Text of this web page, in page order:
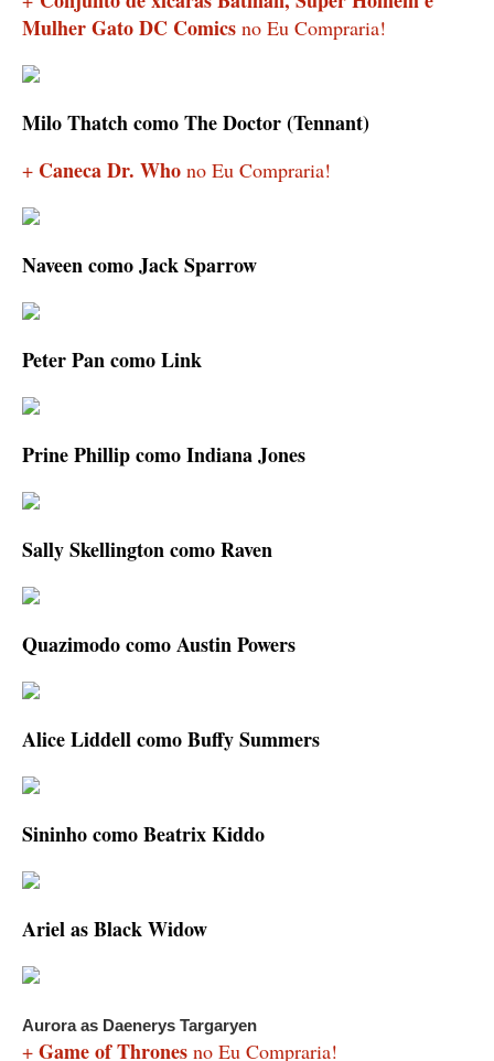
Mulher Gato DC Comics no Eu Compraria!
Milo Thatch como The Doctor (Tennant)
+ Caneca Dr. Who no Eu Compraria!
Naveen como Jack Sparrow
Peter Pan como Link
Prine Phillip como Indiana Jones
Sally Skellington como Raven
Quazimodo como Austin Powers
Alice Liddell como Buffy Summers
Sininho como Beatrix Kiddo
Ariel as Black Widow
Aurora as Daenerys Targaryen
+ Game of Thrones no Eu Compraria!